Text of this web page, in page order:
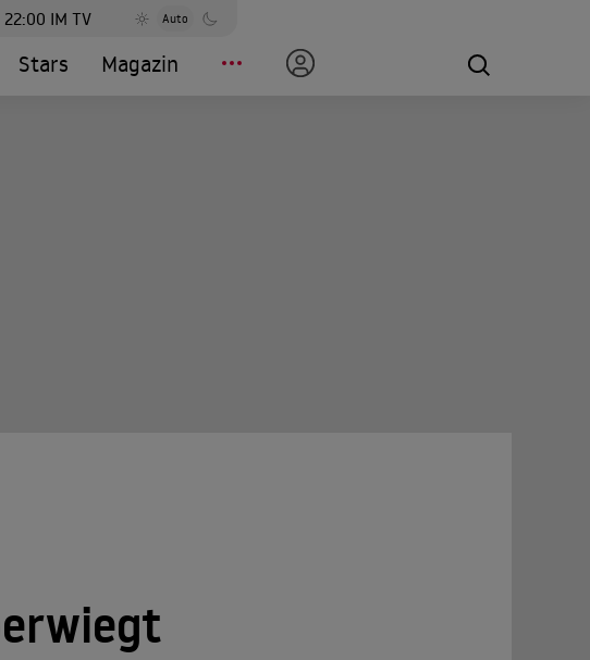
22:00 IM TV Auto
Stars Magazin